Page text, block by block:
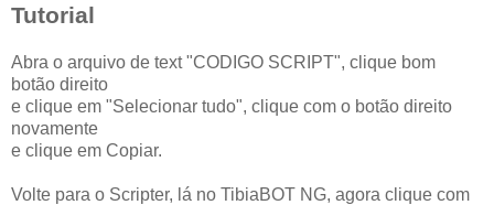
Tutorial
Abra o arquivo de text "CODIGO SCRIPT", clique bom
botão direito
e clique em "Selecionar tudo", clique com o botão direito
novamente
e clique em Copiar.
Volte para o Scripter, lá no TibiaBOT NG, agora clique com